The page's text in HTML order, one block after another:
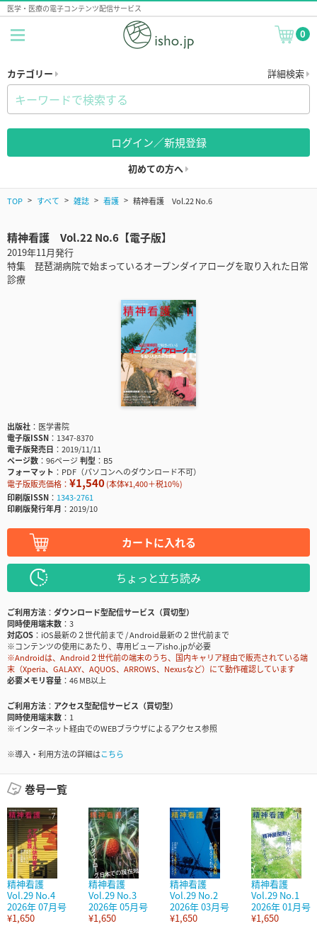
医学・医療の電子コンテンツ配信サービス
0
カテゴリー 詳細検索
ログイン／新規登録
初めての方へ
TOP すべて 雑誌 看護 精神看護 Vol.22 No.6
精神看護 Vol.22 No.6【電子版】
2019年11月発行
特集 琵琶湖病院で始まっているオープンダイアローグを取り入れた日常
診療
出版社
医学書院
電子版ISSN
1347-8370
電子版発売日
2019/11/11
ページ数
96ページ判型
B5
フォーマット
PDF（パソコンへのダウンロード不可）
電子版販売価格： ¥1,540(本体¥1,400＋税10％)
印刷版ISSN
1343-2761
印刷版発行年月
2019/10
カートに入れる
ちょっと立ち読み
ご利用方法
ダウンロード型配信サービス（買切型）
同時使用端末数
3
対応OS
iOS最新の２世代前まで / Android最新の２世代前まで
※コンテンツの使用にあたり、専用ビューアisho.jpが必要
※Androidは、Android２世代前の端末のうち、国内キャリア経由で販売されている端
末（Xperia、GALAXY、AQUOS、ARROWS、Nexusなど）にて動作確認しています
必要メモリ容量
46 MB以上
ご利用方法
アクセス型配信サービス（買切型）
同時使用端末数
1
※インターネット経由でのWEBブラウザによるアクセス参照
※導入・利用方法の詳細はこちら
巻号一覧
精神看護
Vol.29 No.4
2026年 07月号
¥1,650
精神看護
Vol.29 No.3
2026年 05月号
¥1,650
精神看護
Vol.29 No.2
2026年 03月号
¥1,650
精神看護
Vol.29 No.1
2026年 01月号
¥1,650